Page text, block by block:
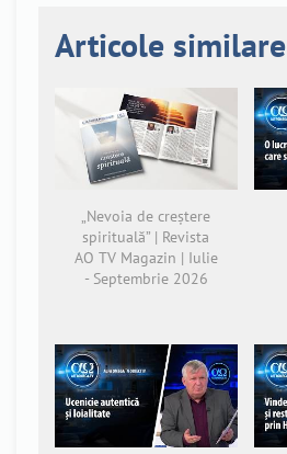
Articole similare
„Nevoia de creștere
spirituală” | Revista
AO TV Magazin | Iulie
- Septembrie 2026